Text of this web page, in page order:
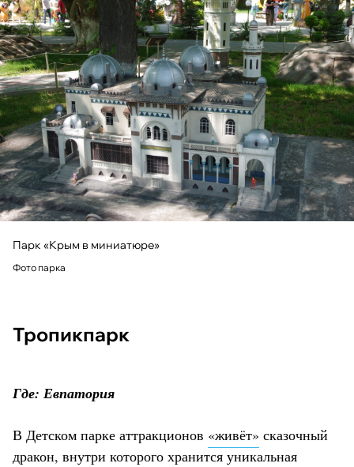
Парк «Крым в миниатюре»
Фото парка
Тропикпарк
Где: Евпатория
В Детском парке аттракционов «живёт» сказочный
дракон, внутри которого хранится уникальная